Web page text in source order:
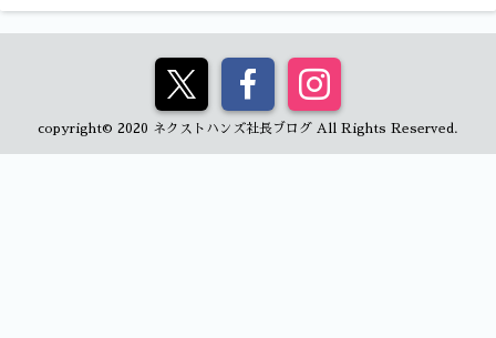
copyright© 2020 ネクストハンズ社長ブログ All Rights Reserved.